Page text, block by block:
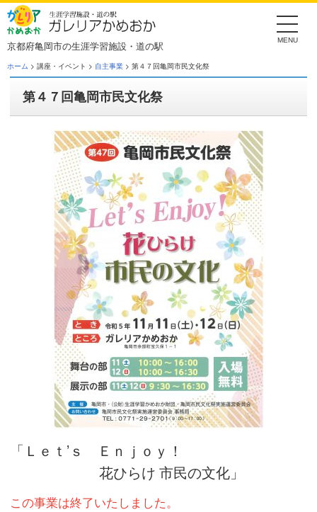
Skip
to
the
content
京都府亀岡市の生涯学習施設・道の駅
ホーム > 講座・イベント > 自主事業 > 第４７回亀岡市民文化祭
第４７回亀岡市民文化祭
「Ｌｅｔ’ｓ Ｅｎｊｏｙ！
花ひらけ 市民の文化」
この事業は終了いたしました。